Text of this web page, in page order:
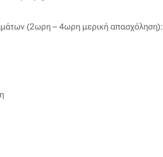
(2ωρη – 4ωρη μερική απασχόληση):